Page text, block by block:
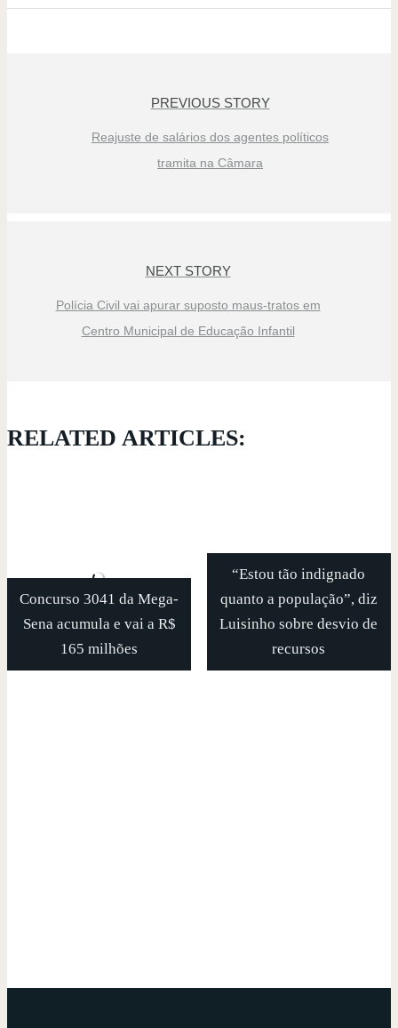
PREVIOUS STORY
Reajuste de salários dos agentes políticos
tramita na Câmara
NEXT STORY
Polícia Civil vai apurar suposto maus-tratos em
Centro Municipal de Educação Infantil
RELATED ARTICLES:
Concurso 3041 da Mega-
Sena acumula e vai a R$
165 milhões
“Estou tão indignado
quanto a população”, diz
Luisinho sobre desvio de
recursos